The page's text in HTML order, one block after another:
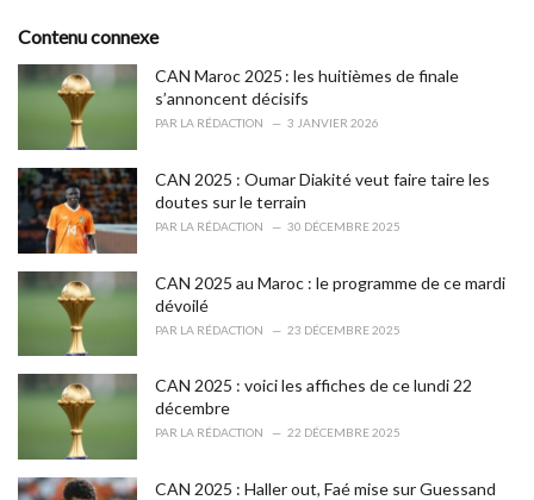
o
r
i
e
:Contenu connexe
CAN Maroc 2025 : les huitièmes de finale
s’annoncent décisifs
PAR LA RÉDACTION 3 JANVIER 2026
CAN 2025 : Oumar Diakité veut faire taire les
doutes sur le terrain
PAR LA RÉDACTION 30 DÉCEMBRE 2025
CAN 2025 au Maroc : le programme de ce mardi
dévoilé
PAR LA RÉDACTION 23 DÉCEMBRE 2025
CAN 2025 : voici les affiches de ce lundi 22
décembre
PAR LA RÉDACTION 22 DÉCEMBRE 2025
CAN 2025 : Haller out, Faé mise sur Guessand